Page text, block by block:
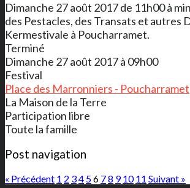
Dimanche 27 août 2017 de 11h00 à
des Pestacles, des Transats et autres
Kermestivale à Poucharramet.
Terminé
Dimanche 27 août 2017 à 09h00
Festival
Place des Marronniers - Poucharramet
La Maison de la Terre
Participation libre
Toute la famille
Post navigation
« Précédent 1 2 34 56 78 9 10 11 Suivant »